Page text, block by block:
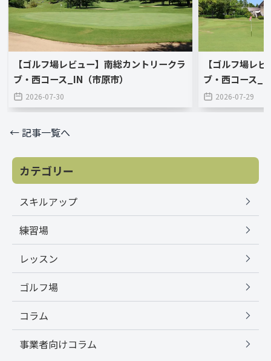
【ゴルフ場レビュー】南総カントリークラ
ブ・西コース_IN（市原市）
2026-07-30
【ゴルフ場レ
ブ・西コース
2026-07-29
← 記事一覧へ
カテゴリー
スキルアップ
練習場
レッスン
ゴルフ場
コラム
事業者向けコラム